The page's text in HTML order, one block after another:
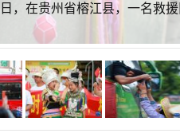
，在贵州省榕江县，一名救